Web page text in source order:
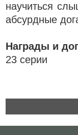
научиться
абсурдные
Награды и
23 серии